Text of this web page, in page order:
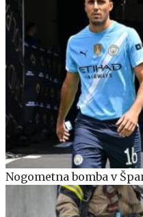
Nogometna bomba v